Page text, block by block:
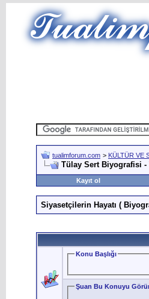
tualimforum.com > KÜLTÜR VE
Tülay Sert Biyografisi -
Kayıt ol
Siyasetçilerin Hayatı (
Konu Başlığı
Şuan Bu Konuyu